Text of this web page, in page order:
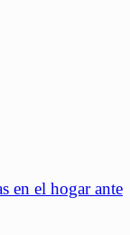
en el hogar ante